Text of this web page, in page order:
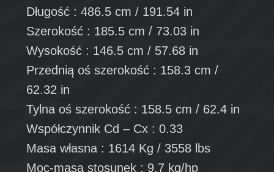
Długość : 486.5 cm / 191.54 in
Szerokość : 185.5 cm / 73.03 in
Wysokość : 146.5 cm / 57.68 in
Przednią oś szerokość : 158.3 cm /
62.32 in
Tylna oś szerokość : 158.5 cm / 62.4 in
Współczynnik Cd – Cx : 0.33
Masa własna : 1614 Kg / 3558 lbs
Moc-masa stosunek : 9.7 kg/hp